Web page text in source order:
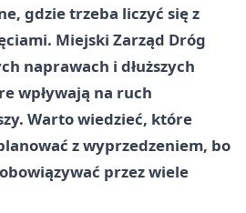
gdzie trzeba liczyć się z
Miejski Zarząd Dróg
naprawach i dłuższych
wpływają na ruch
Warto wiedzieć, które
z wyprzedzeniem, bo
przez wiele